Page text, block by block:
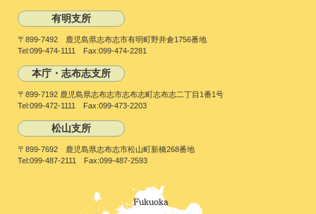
有明支所
〒899-7492 鹿児島県志布志市有明町野井倉1756番地
Tel:099-474-1111 Fax:099-474-2281
本庁・志布志支所
〒899-7192 鹿児島県志布志市志布志町志布志二丁目1番1号
Tel:099-472-1111 Fax:099-473-2203
松山支所
〒899-7692 鹿児島県志布志市松山町新橋268番地
Tel:099-487-2111 Fax:099-487-2593